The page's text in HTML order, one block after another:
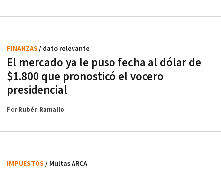
El mercado ya le puso fecha al dólar de
$1.800 que pronosticó el vocero
presidencial
FINANZAS / dato relevante
PorRubén Ramallo
IMPUESTOS / Multas ARCA